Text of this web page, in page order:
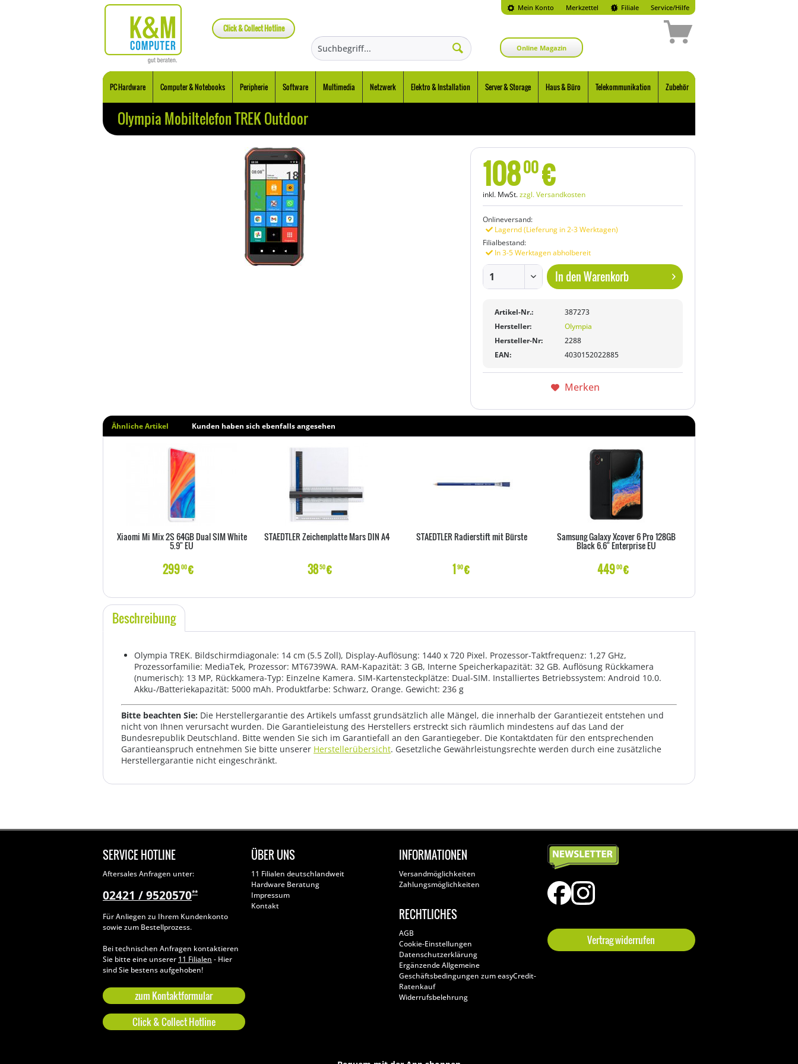
Mein Konto Merkzettel
Click & Collect Hotline
Filiale Service/Hilfe
Online Magazin
PC Hardware Computer & Notebooks Peripherie Software Multimedia Netzwerk Elektro & Installation Server & Storage Haus & Büro Telekommunikation Zubehör
Olympia Mobiltelefon TREK Outdoor
10800€
inkl. MwSt.zzgl. Versandkosten
Onlineversand:
Lagernd (Lieferung in 2-3 Werktagen)
Filialbestand:
In 3-5 Werktagen abholbereit
In denWarenkorb
Artikel-Nr.:
387273
Hersteller:
Olympia
Hersteller-Nr:
2288
EAN:
4030152022885
Merken
Ähnliche Artikel Kunden haben sich ebenfalls angesehen
Xiaomi Mi Mix 2S 64GB Dual SIM White
5.9" EU
29900€
STAEDTLER Zeichenplatte Mars DIN A4
3850€
STAEDTLER Radierstift mit Bürste
1 90€
Samsung Galaxy Xcover 6 Pro 128GB
Black 6.6" Enterprise EU
44900€
Beschreibung
Olympia TREK. Bildschirmdiagonale: 14 cm (5.5 Zoll), Display-Auflösung: 1440 x 720 Pixel. Prozessor-Taktfrequenz: 1,27 GHz,
Prozessorfamilie: MediaTek, Prozessor: MT6739WA. RAM-Kapazität: 3 GB, Interne Speicherkapazität: 32 GB. Auflösung Rückkamera
(numerisch): 13 MP, Rückkamera-Typ: Einzelne Kamera. SIM-Kartensteckplätze: Dual-SIM. Installiertes Betriebssystem: Android 10.0.
Akku-/Batteriekapazität: 5000 mAh. Produktfarbe: Schwarz, Orange. Gewicht: 236 g
Bitte beachten Sie: Die Herstellergarantie des Artikels umfasst grundsätzlich alle Mängel, die innerhalb der Garantiezeit entstehen und
nicht von Ihnen verursacht wurden. Die Garantieleistung des Herstellers erstreckt sich räumlich mindestens auf das Land der
Bundesrepublik Deutschland. Bitte wenden Sie sich im Garantiefall an den Garantiegeber. Die Kontaktdaten für den entsprechenden
Garantieanspruch entnehmen Sie bitte unserer Herstellerübersicht. Gesetzliche Gewährleistungsrechte werden durch eine zusätzliche
Herstellergarantie nicht eingeschränkt.
SERVICE HOTLINE
Aftersales Anfragen unter:
02421 / 9520570**
Für Anliegen zu Ihrem Kundenkonto
sowie zum Bestellprozess.
Bei technischen Anfragen kontaktieren
Sie bitte eine unserer 11 Filialen - Hier
sind Sie bestens aufgehoben!
zum Kontaktformular
Click & Collect Hotline
ÜBER UNS
11 Filialen deutschlandweit
Hardware Beratung
Impressum
Kontakt
INFORMATIONEN
Versandmöglichkeiten
Zahlungsmöglichkeiten
RECHTLICHES
AGB
Cookie-Einstellungen
Datenschutzerklärung
Ergänzende Allgemeine
Geschäftsbedingungen zum easyCredit-
Ratenkauf
Widerrufsbelehrung
Vertrag widerrufen